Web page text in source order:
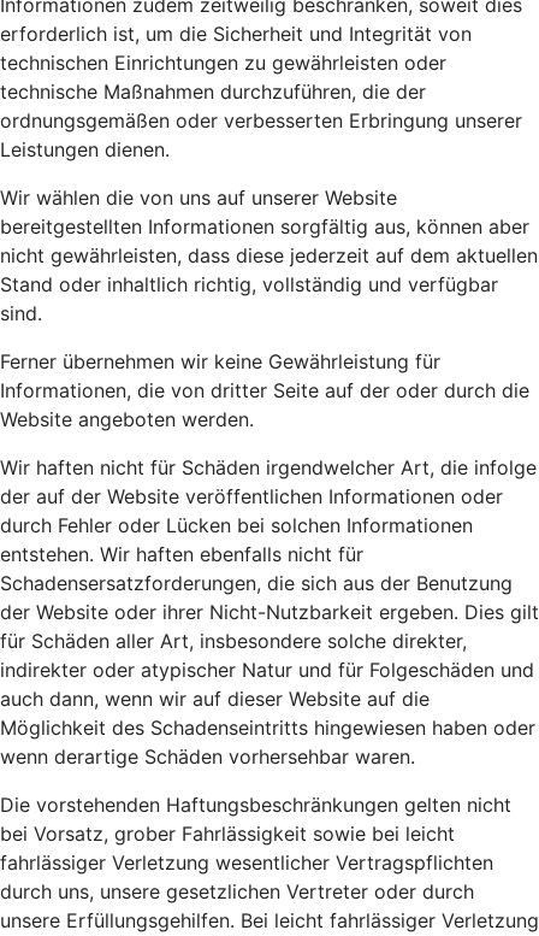
Informationen zudem zeitweilig beschränken, soweit dies
erforderlich ist, um die Sicherheit und Integrität von
technischen Einrichtungen zu gewährleisten oder
technische Maßnahmen durchzuführen, die der
ordnungsgemäßen oder verbesserten Erbringung unserer
Leistungen dienen.
Wir wählen die von uns auf unserer Website
bereitgestellten Informationen sorgfältig aus, können aber
nicht gewährleisten, dass diese jederzeit auf dem aktuellen
Stand oder inhaltlich richtig, vollständig und verfügbar
sind.
Ferner übernehmen wir keine Gewährleistung für
Informationen, die von dritter Seite auf der oder durch die
Website angeboten werden.
Wir haften nicht für Schäden irgendwelcher Art, die infolge
der auf der Website veröffentlichen Informationen oder
durch Fehler oder Lücken bei solchen Informationen
entstehen. Wir haften ebenfalls nicht für
Schadensersatzforderungen, die sich aus der Benutzung
der Website oder ihrer Nicht-Nutzbarkeit ergeben. Dies gilt
für Schäden aller Art, insbesondere solche direkter,
indirekter oder atypischer Natur und für Folgeschäden und
auch dann, wenn wir auf dieser Website auf die
Möglichkeit des Schadenseintritts hingewiesen haben oder
wenn derartige Schäden vorhersehbar waren.
Die vorstehenden Haftungsbeschränkungen gelten nicht
bei Vorsatz, grober Fahrlässigkeit sowie bei leicht
fahrlässiger Verletzung wesentlicher Vertragspflichten
durch uns, unsere gesetzlichen Vertreter oder durch
unsere Erfüllungsgehilfen. Bei leicht fahrlässiger Verletzung